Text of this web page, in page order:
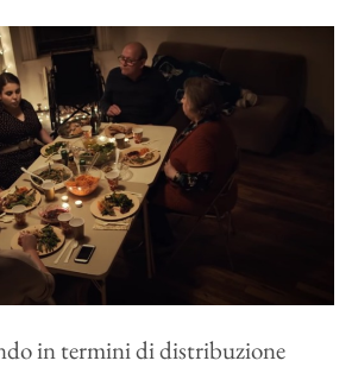
in termini di distribuzione